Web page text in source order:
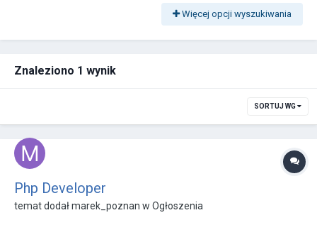
Więcej opcji wyszukiwania
Znaleziono 1 wynik
SORTUJ WG
Php Developer
temat dodałmarek_poznan w Ogłoszenia